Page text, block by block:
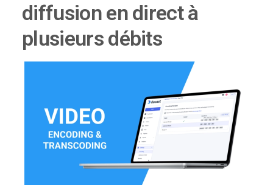
diffusion en direct à
plusieurs débits